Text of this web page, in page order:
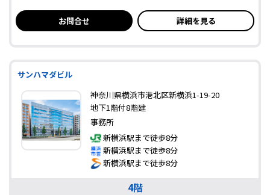
お問合せ 詳細を見る
サンハマダビル
神奈川県横浜市港北区新横浜1-19-20
地下1階付8階建
事務所
新横浜駅まで徒歩8分
新横浜駅まで徒歩8分
新横浜駅まで徒歩8分
4階